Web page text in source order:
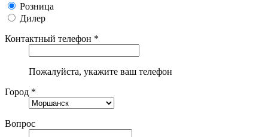
Розница
Дилер
Контактный телефон *
Пожалуйста, укажите ваш телефон
Город *
Вопрос